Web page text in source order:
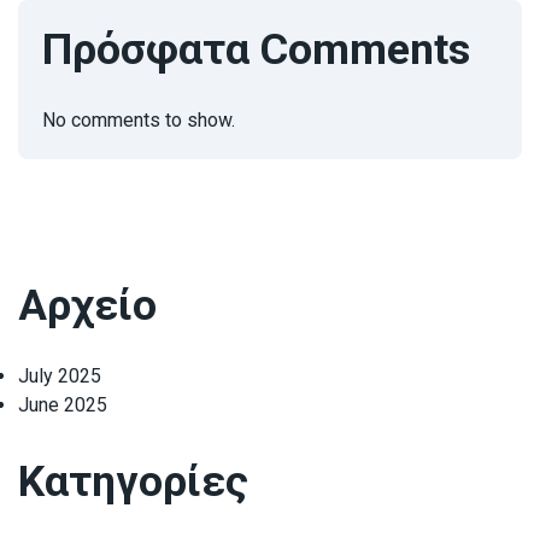
Πρόσφατα Comments
No comments to show.
Αρχείο
July 2025
June 2025
Κατηγορίες